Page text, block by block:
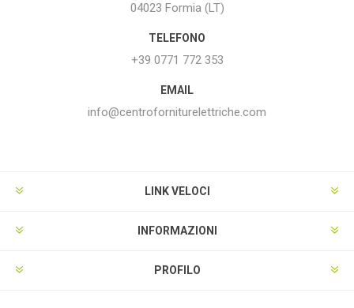
04023 Formia (LT)
TELEFONO
+39 0771 772 353
EMAIL
info@centroforniturelettriche.com
LINK VELOCI
INFORMAZIONI
PROFILO